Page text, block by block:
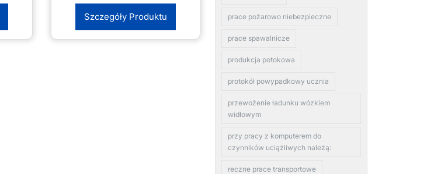
Szczegóły Produktu prace pożarowo niebezpieczne
prace spawalnicze
produkcja potokowa
protokół powypadkowy ucznia
przewożenie ładunku wózkiem
widłowym
przy pracy z komputerem do
czynników uciążliwych należą:
reczne prace transportowe